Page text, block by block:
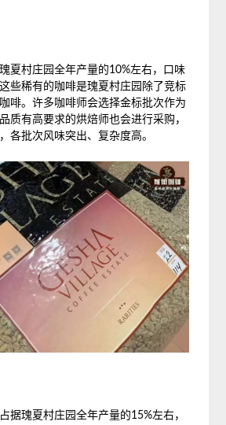
夏村庄园全年产量的10%左右，口味
些稀有的咖啡是瑰夏村庄园除了竞标
啡。许多咖啡师会选择金标批次作为
质有高要求的烘焙师也会进行采购，
各批次风味突出、复杂度高。
据瑰夏村庄园全年产量的15%左右，